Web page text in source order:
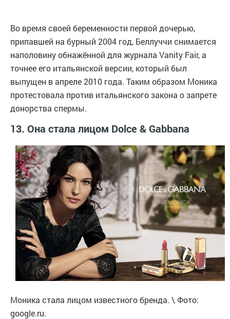
Во время своей беременности первой дочерью,
припавшей на бурный 2004 год, Беллуччи снимается
наполовину обнажённой для журнала Vanity Fair, а
точнее его итальянской версии, который был
выпущен в апреле 2010 года. Таким образом Моника
протестовала против итальянского закона о запрете
донорства спермы.
13. Она стала лицом Dolce & Gabbana
Моника стала лицом известного бренда. \ Фото:
google.ru.